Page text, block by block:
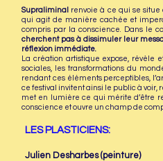
Supraliminal
renvoie à ce qui se
qui agit de manière cachée et
compris par la conscience. Dans le
cherchent pas à dissimuler leur
réflexion immédiate.
La création artistique expose,
sociales, les transformations du
rendant ces éléments perceptibles,
ce festival invitent ainsi le public à voir,
met en lumière ce qui mérite d’être
conscience et ouvre un champ de
LES PLASTICIENS:
Julien Desharbes (peinture)